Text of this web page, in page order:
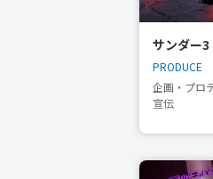
サンダー3
PRODUCE
企画・プロ
宣伝